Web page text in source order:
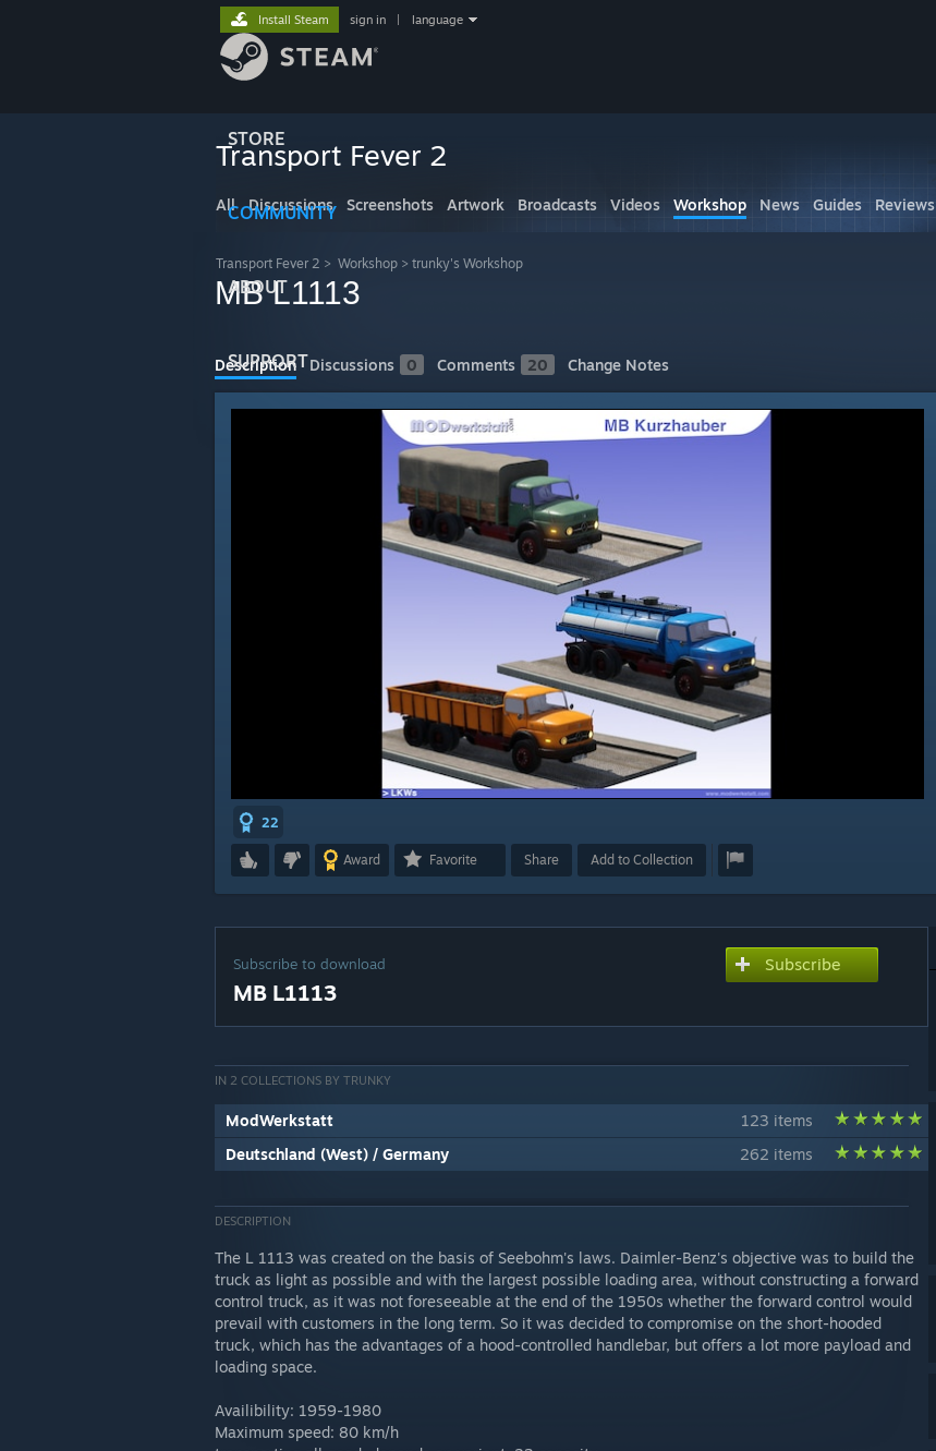
STORE
COMMUNITY
ABOUT
SUPPORT
Install Steam sign in language
Transport Fever 2
All Discussions Screenshots Artwork Broadcasts Videos Workshop News Guides Reviews
Transport Fever 2 > Workshop > trunky's Workshop
MB L1113
Description Discussions 0 Comments 20 Change Notes
22
Award Favorite Share Add to Collection
Subscribe to download
MB L1113
Subscribe
IN 2 COLLECTIONS BY TRUNKY
ModWerkstatt
123 items
Deutschland (West) / Germany
262 items
DESCRIPTION
The L 1113 was created on the basis of Seebohm's laws. Daimler-Benz's objective was to build the
truck as light as possible and with the largest possible loading area, without constructing a forward
control truck, as it was not foreseeable at the end of the 1950s whether the forward control would
prevail with customers in the long term. So it was decided to compromise on the short-hooded
truck, which has the advantages of a hood-controlled handlebar, but offers a lot more payload and
loading space.
Availibility: 1959-1980
Maximum speed: 80 km/h